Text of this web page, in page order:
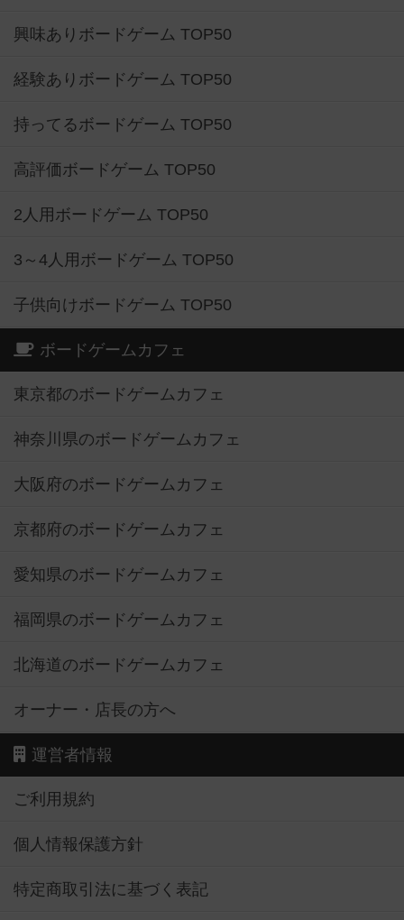
興味ありボードゲーム TOP50
経験ありボードゲーム TOP50
持ってるボードゲーム TOP50
高評価ボードゲーム TOP50
2人用ボードゲーム TOP50
3～4人用ボードゲーム TOP50
子供向けボードゲーム TOP50
ボードゲームカフェ
東京都のボードゲームカフェ
神奈川県のボードゲームカフェ
大阪府のボードゲームカフェ
京都府のボードゲームカフェ
愛知県のボードゲームカフェ
福岡県のボードゲームカフェ
北海道のボードゲームカフェ
オーナー・店長の方へ
運営者情報
ご利用規約
個人情報保護方針
特定商取引法に基づく表記